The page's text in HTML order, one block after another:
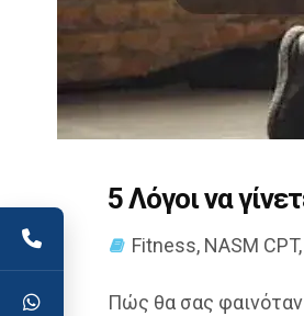
5 Λόγοι να
Fitness, NASM CPT,
Πώς θα σας